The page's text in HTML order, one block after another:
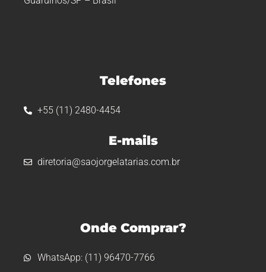
Telefones
+55 (11) 2480-4454
E-mails
diretoria@saojorgelatarias.com.br
Onde Comprar?
WhatsApp: (11) 96470-7766